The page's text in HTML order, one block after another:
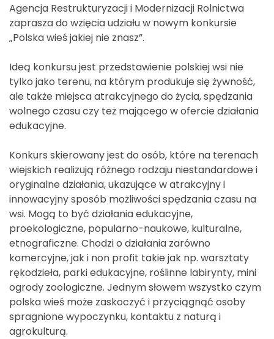
Agencja Restrukturyzacji i Modernizacji Rolnictwa
zaprasza do wzięcia udziału w nowym konkursie
„Polska wieś jakiej nie znasz”.
Ideą konkursu jest przedstawienie polskiej wsi nie
tylko jako terenu, na którym produkuje się żywność,
ale także miejsca atrakcyjnego do życia, spędzania
wolnego czasu czy też mającego w ofercie działania
edukacyjne.
Konkurs skierowany jest do osób, które na terenach
wiejskich realizują różnego rodzaju niestandardowe i
oryginalne działania, ukazujące w atrakcyjny i
innowacyjny sposób możliwości spędzania czasu na
wsi. Mogą to być działania edukacyjne,
proekologiczne, popularno-naukowe, kulturalne,
etnograficzne. Chodzi o działania zarówno
komercyjne, jak i non profit takie jak np. warsztaty
rękodzieła, parki edukacyjne, roślinne labirynty, mini
ogrody zoologiczne. Jednym słowem wszystko czym
polska wieś może zaskoczyć i przyciągnąć osoby
spragnione wypoczynku, kontaktu z naturą i
agrokulturą.